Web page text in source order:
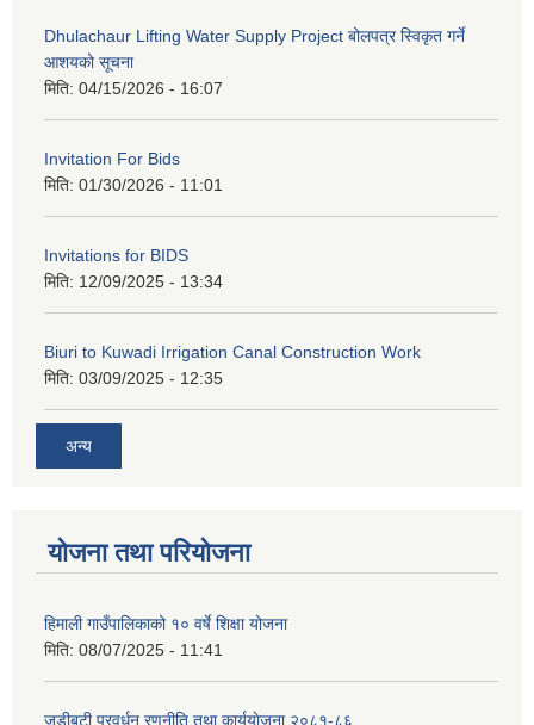
Dhulachaur Lifting Water Supply Project बोलपत्र स्विकृत गर्ने
आशयको सूचना
मिति: 04/15/2026 - 16:07
Invitation For Bids
मिति: 01/30/2026 - 11:01
Invitations for BIDS
मिति: 12/09/2025 - 13:34
Biuri to Kuwadi Irrigation Canal Construction Work
मिति: 03/09/2025 - 12:35
अन्य
योजना तथा परियोजना
हिमाली गाउँपालिकाको १० वर्षे शिक्षा योजना
मिति: 08/07/2025 - 11:41
जडीबुटी प्रवर्धन रणनीति तथा कार्ययाेजना २०८१-८६